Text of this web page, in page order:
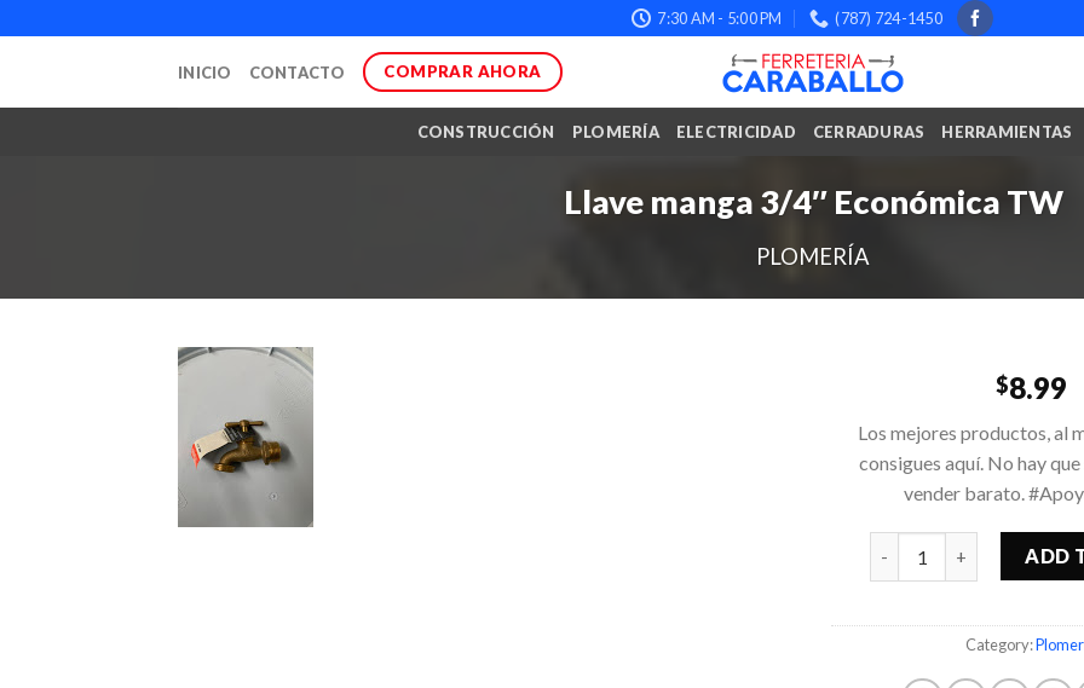
to
7:30 AM - 5:00 PM (787) 724-1450
INICIO CONTACTO COMPRAR AHORA
CONSTRUCCIÓN PLOMERÍA ELECTRICIDAD CERRADURAS HERRAMIENTAS
Llave manga 3/4″ Económica TW
PLOMERÍA
$8.99
Los mejores productos, al
consigues aquí. No hay
vender barato.
ADD
Category: